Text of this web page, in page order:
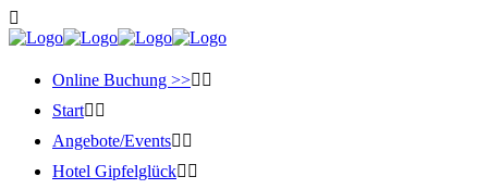
Online Buchung >>
Start
Angebote/Events
Hotel Gipfelglück